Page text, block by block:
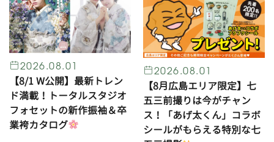
2026.08.01
【8/1 W公開】最新トレン
ド満載！トータルスタジオ
フォセットの新作振袖＆卒
業袴カタログ
2026.08.01
【8月広島エリア限定】七
五三前撮りは今がチャン
ス！「あげ太くん」コラボ
シールがもらえる特別な七